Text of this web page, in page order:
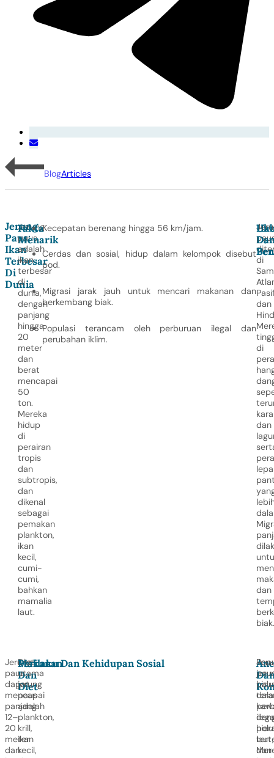
BlogArticles
Jerung
Paus:
Ikan
Terbesar
Di
Dunia
Jerung
paus
adalah
ikan
terbesar
di
dunia,
dengan
panjang
hingga
20
meter
dan
berat
mencapai
50
ton.
Mereka
hidup
di
perairan
tropis
dan
subtropis,
dan
dikenal
sebagai
pemakan
plankton,
ikan
kecil,
cumi-
cumi,
bahkan
mamalia
laut.
Fakta
Menarik
Kecepatan berenang hingga 56 km/jam.
Cerdas dan sosial, hidup dalam kelompok disebut
pod.
Migrasi jarak jauh untuk mencari makanan dan
berkembang biak.
Populasi terancam oleh perburuan ilegal dan
perubahan iklim.
di
dan
di
dan
dan
biak.
Jerung
paus
dapat
mencapai
panjang
12–
20
meter
dan
Makanan
Dan
Diet
Diet
utama
jerung
paus
adalah
plankton,
krill,
ikan
kecil,
Perilaku Dan Kehidupan Sosial
laut,
dan